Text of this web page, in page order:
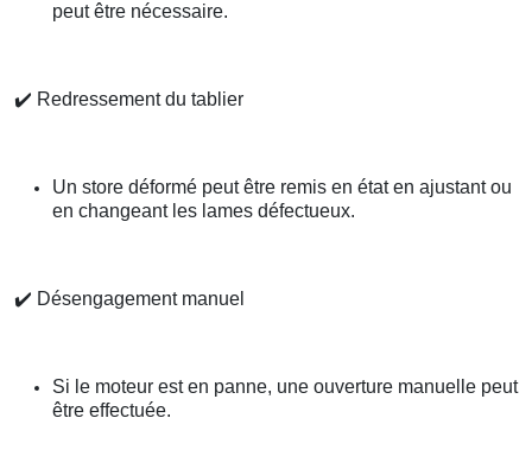
peut être nécessaire.
✔️ Redressement du tablier
Un store déformé peut être remis en état en ajustant ou
en changeant les lames défectueux.
✔️ Désengagement manuel
Si le moteur est en panne, une ouverture manuelle peut
être effectuée.